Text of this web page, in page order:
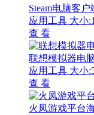
Steam电脑客
应用工具 大小
查 看
联想模拟器电
应用工具 大小
查 看
火凤游戏平台